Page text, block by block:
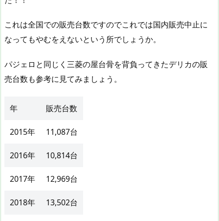
これは全国での販売台数ですのでこれでは国内販売中止に
なってもやむをえないという所でしょうか。
パジェロと同じく三菱の屋台骨を背負ってきたデリカの販
売台数も参考に見てみましょう。
年 販売台数
2015年 11,087台
2016年 10,814台
2017年 12,969台
2018年 13,502台